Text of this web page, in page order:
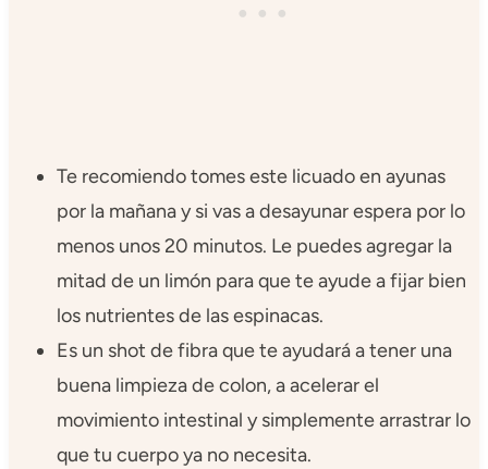
Te recomiendo tomes este licuado en ayunas
por la mañana y si vas a desayunar espera por lo
menos unos 20 minutos. Le puedes agregar la
mitad de un limón para que te ayude a fijar bien
los nutrientes de las espinacas.
Es un shot de fibra que te ayudará a tener una
buena limpieza de colon, a acelerar el
movimiento intestinal y simplemente arrastrar lo
que tu cuerpo ya no necesita.